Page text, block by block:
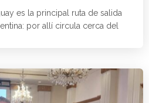
es la principal ruta de salida
por allí circula cerca del